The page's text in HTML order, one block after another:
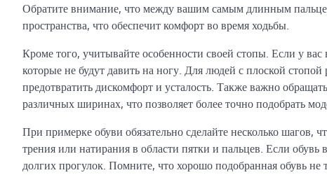
Обратите внимание, что между вашим самым длинным
пространства, что обеспечит комфорт во время ходьбы.
Кроме того, учитывайте особенности своей стопы. Если у
которые не будут давить на ногу. Для людей с плоской
предотвратить дискомфорт и усталость. Также важно
различных ширинах, что позволяет более точно подобрать
При примерке обуви обязательно сделайте несколько
трения или натирания в области пятки и пальцев. Если обувь
долгих прогулок. Помните, что хорошо подобранная обувь